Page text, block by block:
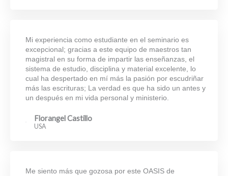
Mi experiencia como estudiante en el seminario es
excepcional; gracias a este equipo de maestros tan
magistral en su forma de impartir las enseñanzas, el
sistema de estudio, disciplina y material excelente, lo
cual ha despertado en mí más la pasión por escudriñar
más las escrituras; La verdad es que ha sido un antes y
un después en mi vida personal y ministerio.
Florangel Castillo
USA
Me siento más que gozosa por este OASIS de